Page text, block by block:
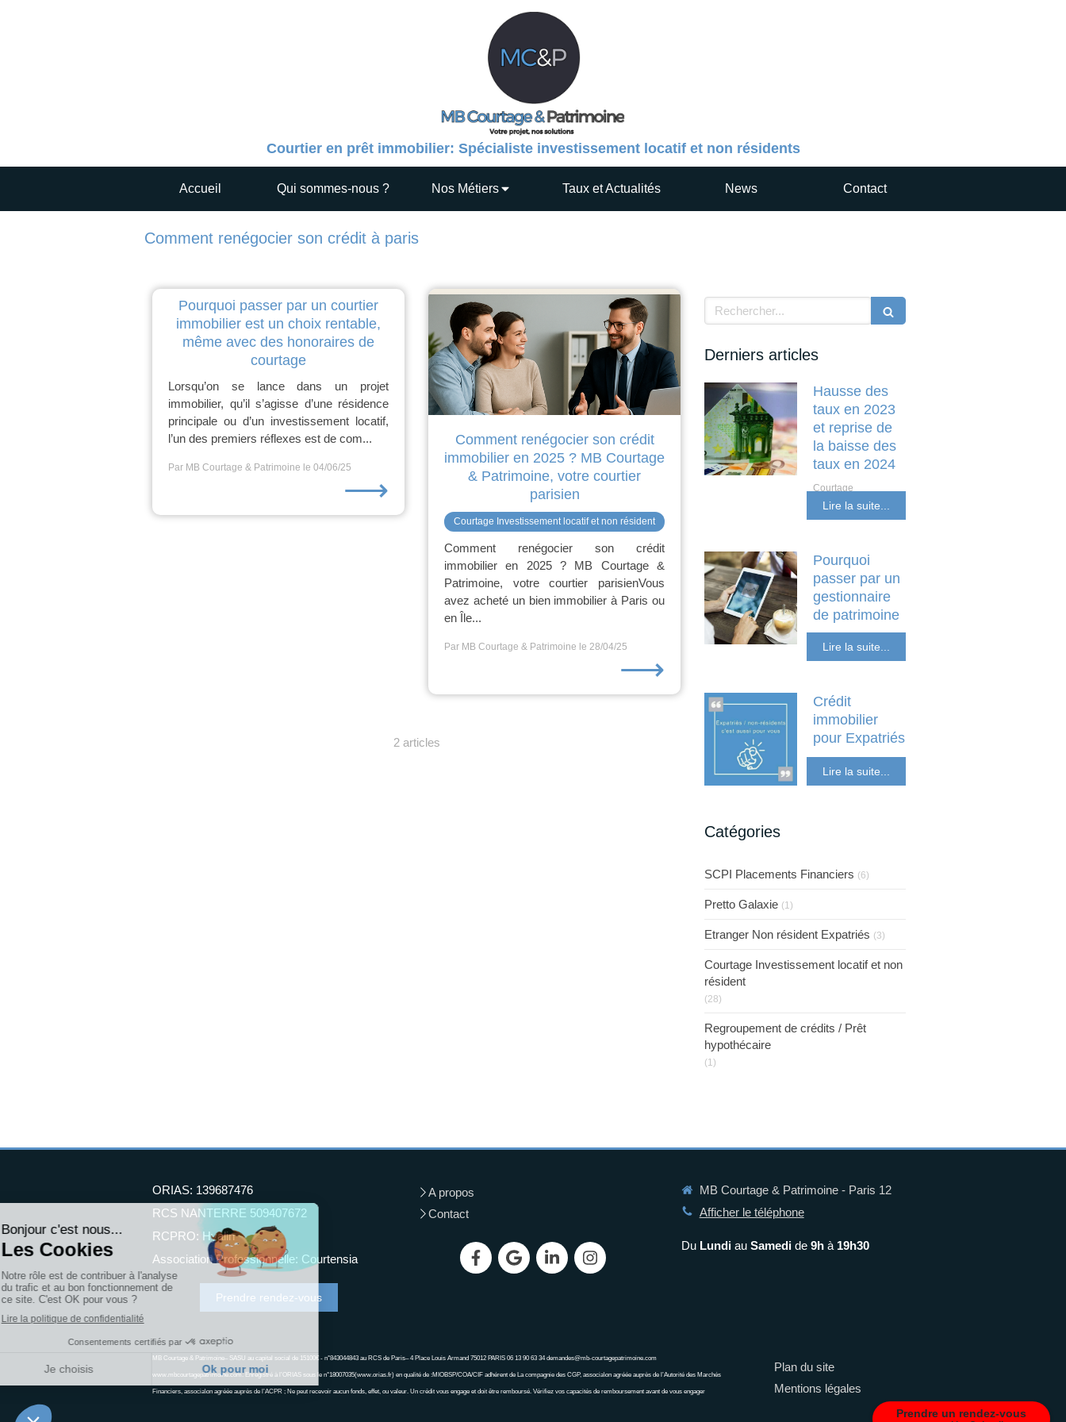
Prendre un rendez-vous
Courtier en prêt immobilier: Spécialiste investissement locatif et non résidents
Accueil Qui sommes-nous ? Nos Métiers Taux et Actualités News Contact
Comment renégocier son crédit à paris
Pourquoi passer par un courtier
immobilier est un choix rentable,
même avec des honoraires de
courtage
Lorsqu’on se lance dans un projet
immobilier, qu’il s’agisse d’une résidence
principale ou d’un investissement locatif,
l’un des premiers réflexes est de com...
Par MB Courtage & Patrimoine le 04/06/25
⟶
Comment renégocier son crédit
immobilier en 2025 ? MB Courtage
& Patrimoine, votre courtier
parisien
Courtage Investissement locatif et non résident
Comment renégocier son crédit
immobilier en 2025 ? MB Courtage &
Patrimoine, votre courtier parisienVous
avez acheté un bien immobilier à Paris ou
en Île...
Par MB Courtage & Patrimoine le 28/04/25
⟶
2 articles
Rechercher
Derniers articles
Hausse des
taux en 2023
et reprise de
la baisse des
taux en 2024
Courtage
et non résident
Lire la suite...
Pourquoi
passer par un
gestionnaire
de patrimoine
Financiers
Lire la suite...
Crédit
immobilier
pour Expatriés
résident Expatriés
Lire la suite...
Catégories
SCPI Placements Financiers (6)
Pretto Galaxie (1)
Etranger Non résident Expatriés (3)
Courtage Investissement locatif et non
résident
(28)
Regroupement de crédits / Prêt
hypothécaire
(1)
ORIAS: 139687476
RCS NANTERRE 509407672
RCPRO: Hyalin
Association Professionnelle: Courtensia
Prendre rendez-vous
A propos
Contact
MB Courtage & Patrimoine - Paris 12
Afficher le téléphone
Du Lundiau Samedide 9hà 19h30
MB Courtage & Patrimoine– SASU au capital social de 15100€ - n°843044843 au RCS de Paris– 4 Place Louis Armand 75012 PARIS 06 13 90 63 34 demandes@mb-courtagepatrimoine.com
www.mbcourtagepatrimoine.com. Enregistré à l’ORIAS sous le n°18007035(www.orias.fr) en qualité de :MIOBSP/COA/CIF adhérent de La compagnie des CGP, associa\on agréée auprès de l’Autorité des Marchés
Financiers, associa\on agréée auprès de l’ACPR ; Ne peut recevoir aucun fonds, effet, ou valeur. Un crédit vous engage et doit être remboursé. Vérifiez vos capacités de remboursement avant de vous engager
Plan du site
Mentions légales